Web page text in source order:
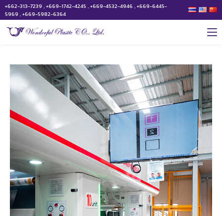
+662-313-7239 , +669-1742-4245 , +669-4532-4946 , +669-6445-
5969 , +669-5982-6364